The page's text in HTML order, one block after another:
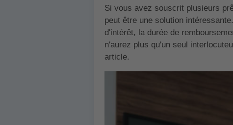
Si vous avez souscrit plusieurs
peut être une solution
d'intérêt, la durée de
n'aurez plus qu'un seul
article.